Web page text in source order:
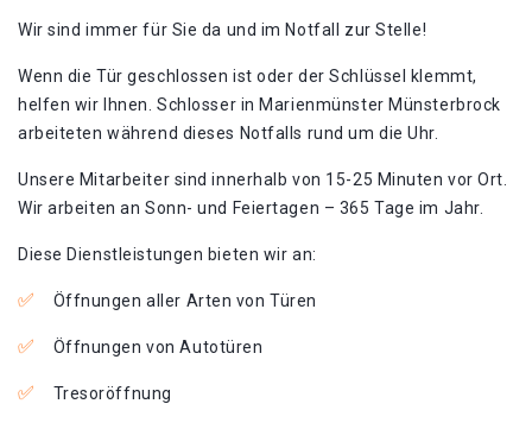
Wir sind immer für Sie da und im Notfall zur Stelle!
Wenn die Tür geschlossen ist oder der Schlüssel klemmt,
helfen wir Ihnen. Schlosser in Marienmünster Münsterbrock
arbeiteten während dieses Notfalls rund um die Uhr.
Unsere Mitarbeiter sind innerhalb von 15-25 Minuten vor Ort.
Wir arbeiten an Sonn- und Feiertagen – 365 Tage im Jahr.
Diese Dienstleistungen bieten wir an:
Öffnungen aller Arten von Türen
Öffnungen von Autotüren
Tresoröffnung